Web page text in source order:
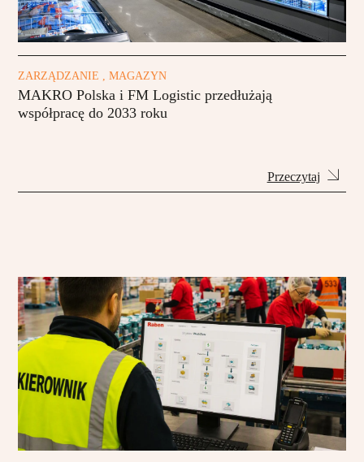
ZARZĄDZANIE , MAGAZYN
MAKRO Polska i FM Logistic przedłużają
współpracę do 2033 roku
Przeczytaj